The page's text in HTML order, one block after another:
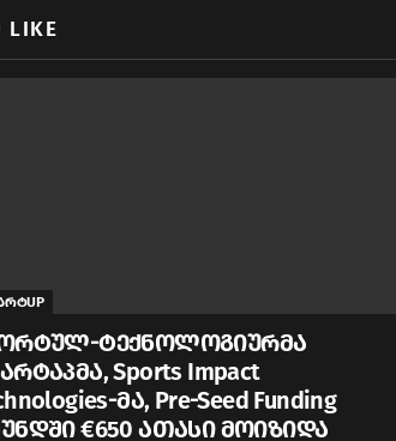
LIKE
ტექნოლოგიურმა
Sports Impact
მა, Pre-Seed Funding
€650 ათასი მოიზიდა